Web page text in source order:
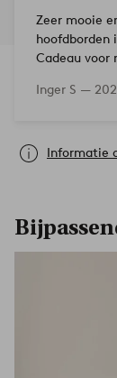
Zeer mooie
hoofdborden
Cadeau voor
levering van
Inger S —
Informatie